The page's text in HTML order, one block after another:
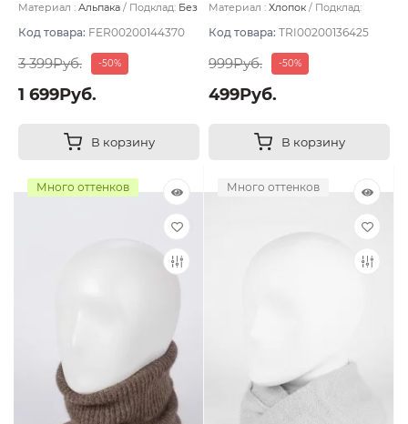
Материал : Альпака Подклад: Без
Код товара: FER00200144370
3 399Руб. -50%
1 699Руб.
В корзину
Материал : Хлопок
Подклад:
Код товара: TRI00200136425
999Руб. -50%
499Руб.
В корзину
Много оттенков Много оттенков